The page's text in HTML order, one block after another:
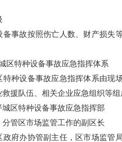
备事故按照伤亡人数、财产损失
区特种设备事故应急指挥体系
特种设备事故应急指挥体系由现
援队伍、相关企业应急组织等组
城区特种设备事故应急指挥部
管区市场监管工作的副区长
政府办协管副主任，区市场监管